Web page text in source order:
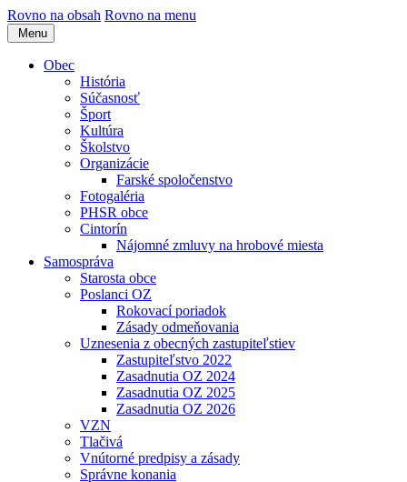
Rovno na obsah Rovno na menu
Menu
Obec
História
Súčasnosť
Šport
Kultúra
Školstvo
Organizácie
Farské spoločenstvo
Fotogaléria
PHSR obce
Cintorín
Nájomné zmluvy na hrobové miesta
Samospráva
Starosta obce
Poslanci OZ
Rokovací poriadok
Zásady odmeňovania
Uznesenia z obecných zastupiteľstiev
Zastupiteľstvo 2022
Zasadnutia OZ 2024
Zasadnutia OZ 2025
Zasadnutia OZ 2026
VZN
Tlačivá
Vnútorné predpisy a zásady
Správne konania